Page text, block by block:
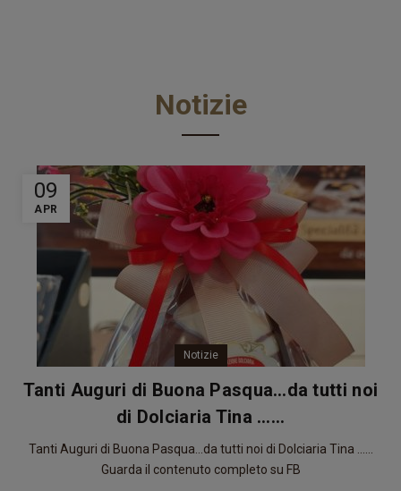
Notizie
09
APR
Notizie
Tanti Auguri di Buona Pasqua…da tutti noi
di Dolciaria Tina ……
Tanti Auguri di Buona Pasqua...da tutti noi di Dolciaria Tina ......
Guarda il contenuto completo su FB